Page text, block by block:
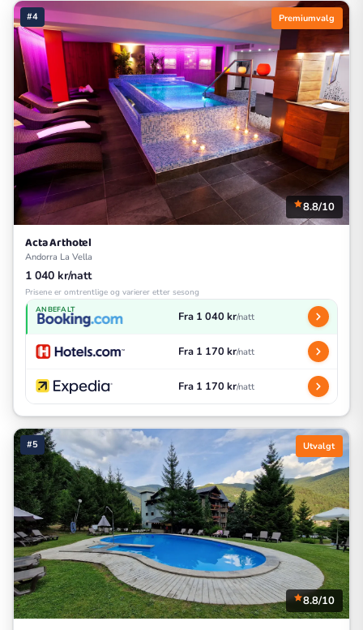
#4 Premiumvalg
8.8/10
Acta Arthotel
Andorra La Vella
1 040 kr/natt
Prisene er omtrentlige og varierer etter sesong
ANBEFALT Fra 1 040 kr/natt
Fra 1 170 kr/natt
Fra 1 170 kr/natt
#5 Utvalgt
8.8/10